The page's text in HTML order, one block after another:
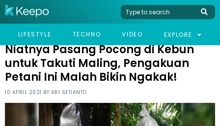
LIFESTYLE TECHNO VIDEO EXPLORE
HOME VIRAL
NIATNYA PASANG POCONG DI KEBUN UNTUK TAKUTI MALING,
Niatnya Pasang Pocong di Kebun
untuk Takuti Maling, Pengakuan
Petani Ini Malah Bikin Ngakak!
10 APRIL 2021 BY ARI SETIANTO